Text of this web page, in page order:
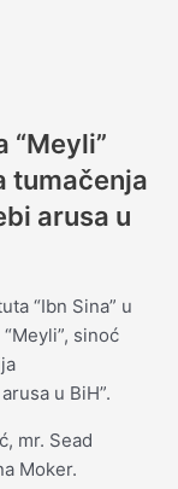
“Meyli”
tumačenja
arusa u
“Ibn Sina” u
sinoć
u BiH”.
mr. Sead
Moker.